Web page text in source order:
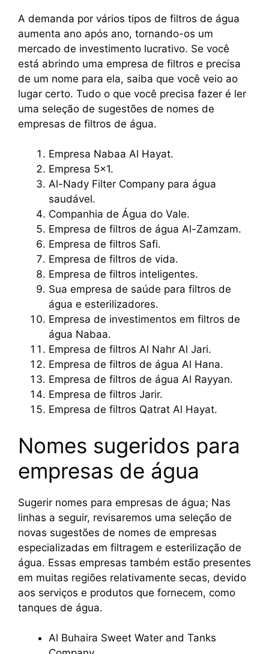
A demanda por vários tipos de filtros de água
aumenta ano após ano, tornando-os um
mercado de investimento lucrativo. Se você
está abrindo uma empresa de filtros e precisa
de um nome para ela, saiba que você veio ao
lugar certo. Tudo o que você precisa fazer é ler
uma seleção de sugestões de nomes de
empresas de filtros de água.
Empresa Nabaa Al Hayat.
Empresa 5x1.
Al-Nady Filter Company para água
saudável.
Companhia de Água do Vale.
Empresa de filtros de água Al-Zamzam.
Empresa de filtros Safi.
Empresa de filtros de vida.
Empresa de filtros inteligentes.
Sua empresa de saúde para filtros de
água e esterilizadores.
Empresa de investimentos em filtros de
água Nabaa.
Empresa de filtros Al Nahr Al Jari.
Empresa de filtros de água Al Hana.
Empresa de filtros de água Al Rayyan.
Empresa de filtros Jarir.
Empresa de filtros Qatrat Al Hayat.
Nomes sugeridos para
empresas de água
Sugerir nomes para empresas de água; Nas
linhas a seguir, revisaremos uma seleção de
novas sugestões de nomes de empresas
especializadas em filtragem e esterilização de
água. Essas empresas também estão presentes
em muitas regiões relativamente secas, devido
aos serviços e produtos que fornecem, como
tanques de água.
Al Buhaira Sweet Water and Tanks